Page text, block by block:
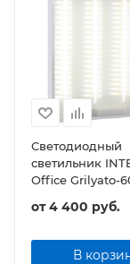
Светодиодный
светильник
Office Grilyato-
от4 400 руб.
В